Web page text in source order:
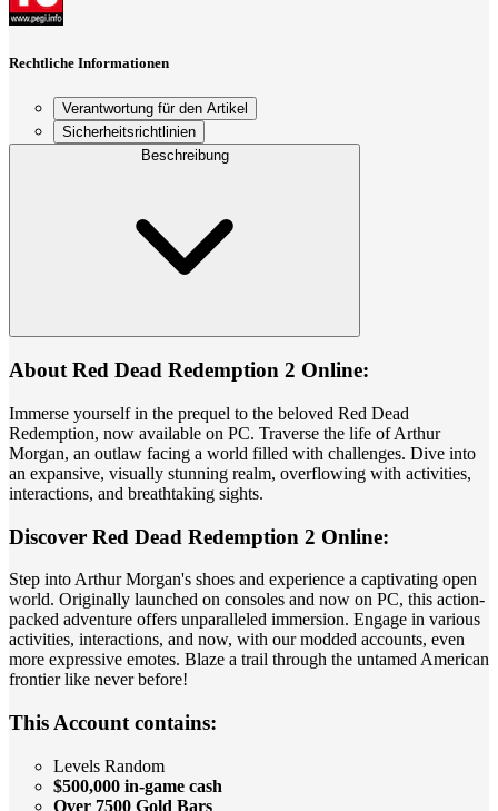
Rechtliche Informationen
Verantwortung für den Artikel
Sicherheitsrichtlinien
Beschreibung
About Red Dead Redemption 2 Online:
Immerse yourself in the prequel to the beloved Red Dead
Redemption, now available on PC. Traverse the life of Arthur
Morgan, an outlaw facing a world filled with challenges. Dive into
an expansive, visually stunning realm, overflowing with activities,
interactions, and breathtaking sights.
Discover Red Dead Redemption 2 Online:
Step into Arthur Morgan's shoes and experience a captivating open
world. Originally launched on consoles and now on PC, this action-
packed adventure offers unparalleled immersion. Engage in various
activities, interactions, and now, with our modded accounts, even
more expressive emotes. Blaze a trail through the untamed American
frontier like never before!
This Account contains:
Levels Random
$500,000 in-game cash
Over 7500 Gold Bars